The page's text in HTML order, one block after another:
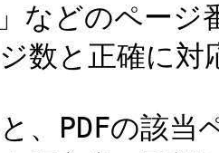
などのページ
数と正確に対
、PDFの該